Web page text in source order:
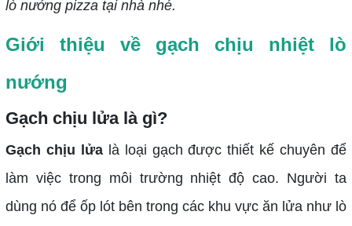
lò nướng pizza tại nhà nhé.
Giới thiệu về gạch chịu nhiệt lò
nướng
Gạch chịu lửa là gì?
Gạch chịu lửalà loại gạch được thiết kế chuyên để
làm việc trong môi trường nhiệt độ cao. Người ta
dùng nó để ốp lót bên trong các khu vực ăn lửa như lò